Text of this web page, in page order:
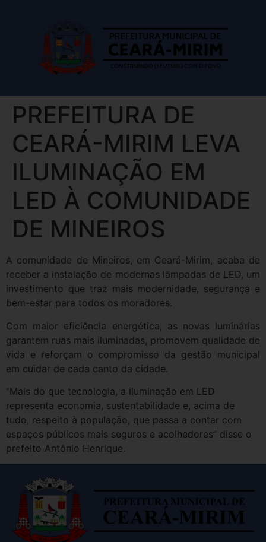
PREFEITURA DE
CEARÁ-MIRIM LEVA
ILUMINAÇÃO EM
LED À COMUNIDADE
DE MINEIROS
A comunidade de Mineiros, em Ceará-Mirim, acaba de
receber a instalação de modernas lâmpadas de LED, um
investimento que traz mais modernidade, segurança e
bem-estar para todos os moradores.
Com maior eficiência energética, as novas luminárias
garantem ruas mais iluminadas, promovem qualidade de
vida e reforçam o compromisso da gestão municipal
em cuidar de cada canto da cidade.
“Mais do que tecnologia, a iluminação em LED
representa economia, sustentabilidade e, acima de
tudo, respeito à população, que passa a contar com
espaços públicos mais seguros e acolhedores” disse o
prefeito Antônio Henrique.